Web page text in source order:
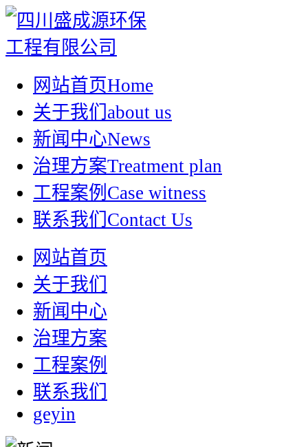
网站首页Home
关于我们 about us
新闻中心News
治理方案Treatment plan
工程案例 Case witness
联系我们 Contact Us
网站首页
关于我们
新闻中心
治理方案
工程案例
联系我们
geyin